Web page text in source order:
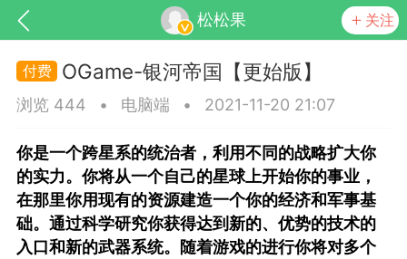
松松果 关注
基于wordpress开发 你所看见
OGame-银河帝国【更始版】
浏览 444 • 电脑端 • 2021-11-20 21:07
你是一个跨星系的统治者，利用不同的战略扩大你
的实力。你将从一个自己的星球上开始你的事业，
在那里你用现有的资源建造一个你的经济和军事基
础。通过科学研究你获得达到新的、优势的技术的
入口和新的武器系统。随着游戏的进行你将对多个